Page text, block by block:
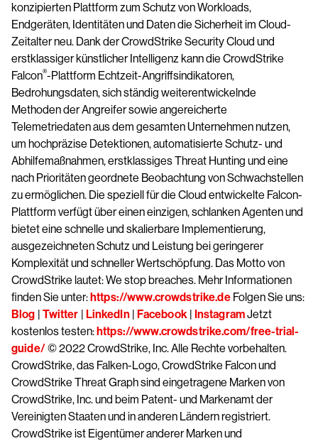
konzipierten Plattform zum Schutz von Workloads,
Endgeräten, Identitäten und Daten die Sicherheit im Cloud-
Zeitalter neu. Dank der CrowdStrike Security Cloud und
erstklassiger künstlicher Intelligenz kann die CrowdStrike
Falcon®-Plattform Echtzeit-Angriffsindikatoren,
Bedrohungsdaten, sich ständig weiterentwickelnde
Methoden der Angreifer sowie angereicherte
Telemetriedaten aus dem gesamten Unternehmen nutzen,
um hochpräzise Detektionen, automatisierte Schutz- und
Abhilfemaßnahmen, erstklassiges Threat Hunting und eine
nach Prioritäten geordnete Beobachtung von Schwachstellen
zu ermöglichen. Die speziell für die Cloud entwickelte Falcon-
Plattform verfügt über einen einzigen, schlanken Agenten und
bietet eine schnelle und skalierbare Implementierung,
ausgezeichneten Schutz und Leistung bei geringerer
Komplexität und schneller Wertschöpfung. Das Motto von
CrowdStrike lautet: We stop breaches. Mehr Informationen
finden Sie unter:https://www.crowdstrike.deFolgen Sie uns:
Blog | Twitter | LinkedIn| Facebook| InstagramJetzt
kostenlos testen:https://www.crowdstrike.com/free-trial-
guide/© 2022 CrowdStrike, Inc. Alle Rechte vorbehalten.
CrowdStrike, das Falken-Logo, CrowdStrike Falcon und
CrowdStrike Threat Graph sind eingetragene Marken von
CrowdStrike, Inc. und beim Patent- und Markenamt der
Vereinigten Staaten und in anderen Ländern registriert.
CrowdStrike ist Eigentümer anderer Marken und